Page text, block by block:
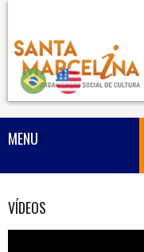
MENU
VÍDEOS